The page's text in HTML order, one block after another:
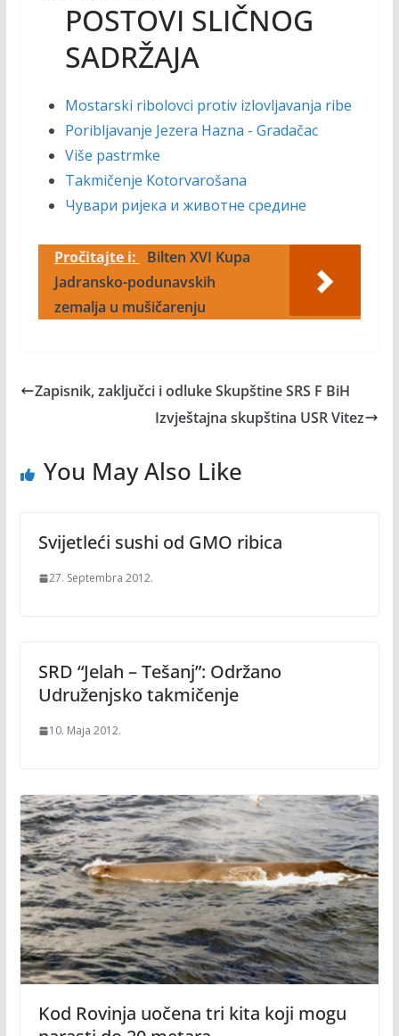
POSTOVI SLIČNOG
SADRŽAJA
Mostarski ribolovci protiv izlovljavanja ribe
Poribljavanje Jezera Hazna - Gradačac
Više pastrmke
Takmičenje Kotorvarošana
Чувари ријека и животне средине
Pročitajte i:
Bilten XVI Kupa
Jadransko-podunavskih
zemalja u mušičarenju
Zapisnik, zaključci i odluke Skupštine SRS F BiH
Izvještajna skupština USR Vitez
You May Also Like
Svijetleći sushi od GMO ribica
27. Septembra 2012.
SRD “Jelah – Tešanj”: Održano
Udruženjsko takmičenje
10. Maja 2012.
Kod Rovinja uočena tri kita koji mogu